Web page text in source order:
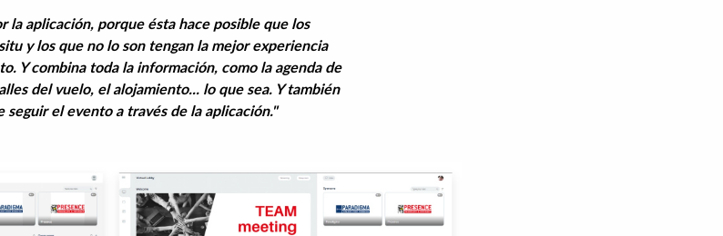
la aplicación, porque ésta hace posible que los
y los que no lo son tengan la mejor experiencia
Y combina toda la información, como la agenda de
del vuelo, el alojamiento... lo que sea. Y también
seguir el evento a través de la aplicación."